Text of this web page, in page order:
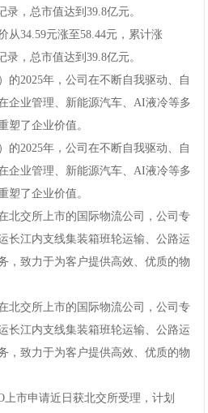
，总市值达到39.8亿元。
34.59元涨至58.44元，累计涨
，总市值达到39.8亿元。
2025年，公司在不断自我驱动、自
企业管理、新能源汽车、AI液冷等多
塑了企业价值。
2025年，公司在不断自我驱动、自
企业管理、新能源汽车、AI液冷等多
塑了企业价值。
交所上市的国际物流公司，公司专
长江内支线集装箱班轮运输、公路运
，致力于为客户提供高效、优质的物
交所上市的国际物流公司，公司专
长江内支线集装箱班轮运输、公路运
，致力于为客户提供高效、优质的物
市申请近日获北交所受理，计划